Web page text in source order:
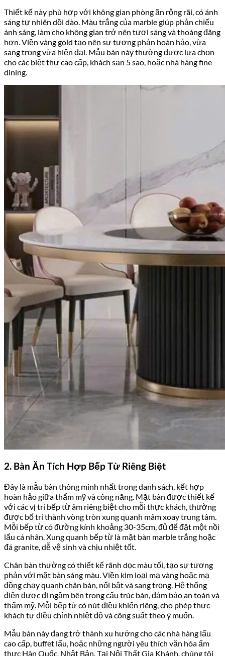
Thiết kế này phù hợp với không gian phòng ăn rộng rãi, có ánh
sáng tự nhiên dồi dào. Màu trắng của marble giúp phản chiếu
ánh sáng, làm cho không gian trở nên tươi sáng và thoáng đãng
hơn. Viền vàng gold tạo nên sự tương phản hoàn hảo, vừa
sang trọng vừa hiện đại. Mẫu bàn này thường được lựa chọn
cho các biệt thự cao cấp, khách sạn 5 sao, hoặc nhà hàng fine
dining.
2. Bàn Ăn Tích Hợp Bếp Từ Riêng Biệt
Đây là mẫu bàn thông minh nhất trong danh sách, kết hợp
hoàn hảo giữa thẩm mỹ và công năng. Mặt bàn được thiết kế
với các vị trí bếp từ âm riêng biệt cho mỗi thực khách, thường
được bố trí thành vòng tròn xung quanh mâm xoay trung tâm.
Mỗi bếp từ có đường kính khoảng 30-35cm, đủ để đặt một nồi
lẩu cá nhân. Xung quanh bếp từ là mặt bàn marble trắng hoặc
đá granite, dễ vệ sinh và chịu nhiệt tốt.
Chân bàn thường có thiết kế rãnh dọc màu tối, tạo sự tương
phản với mặt bàn sáng màu. Viền kim loại mạ vàng hoặc mạ
đồng chạy quanh chân bàn, nổi bật và sang trọng. Hệ thống
điện được đi ngầm bên trong cấu trúc bàn, đảm bảo an toàn và
thẩm mỹ. Mỗi bếp từ có nút điều khiển riêng, cho phép thực
khách tự điều chỉnh nhiệt độ và công suất theo ý muốn.
Mẫu bàn này đang trở thành xu hướng cho các nhà hàng lẩu
cao cấp, buffet lẩu, hoặc những người yêu thích văn hóa ẩm
thực Hàn Quốc, Nhật Bản. Tại Nội Thất Gia Khánh, chúng tôi